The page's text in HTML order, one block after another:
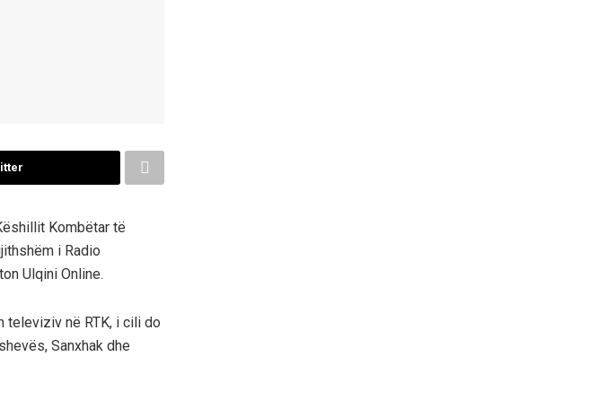
Kombëtar të
i Radio
Ulqini Online.
televiziv në RTK, i cili do
Sanxhak dhe